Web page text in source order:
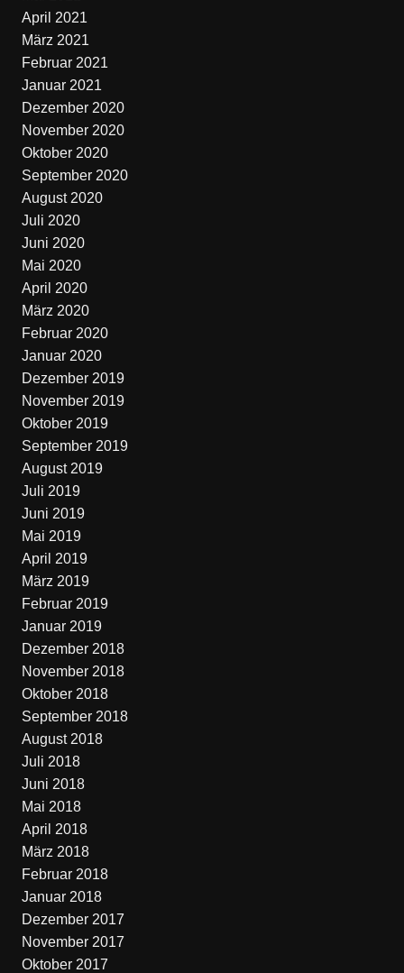
April 2021
März 2021
Februar 2021
Januar 2021
Dezember 2020
November 2020
Oktober 2020
September 2020
August 2020
Juli 2020
Juni 2020
Mai 2020
April 2020
März 2020
Februar 2020
Januar 2020
Dezember 2019
November 2019
Oktober 2019
September 2019
August 2019
Juli 2019
Juni 2019
Mai 2019
April 2019
März 2019
Februar 2019
Januar 2019
Dezember 2018
November 2018
Oktober 2018
September 2018
August 2018
Juli 2018
Juni 2018
Mai 2018
April 2018
März 2018
Februar 2018
Januar 2018
Dezember 2017
November 2017
Oktober 2017